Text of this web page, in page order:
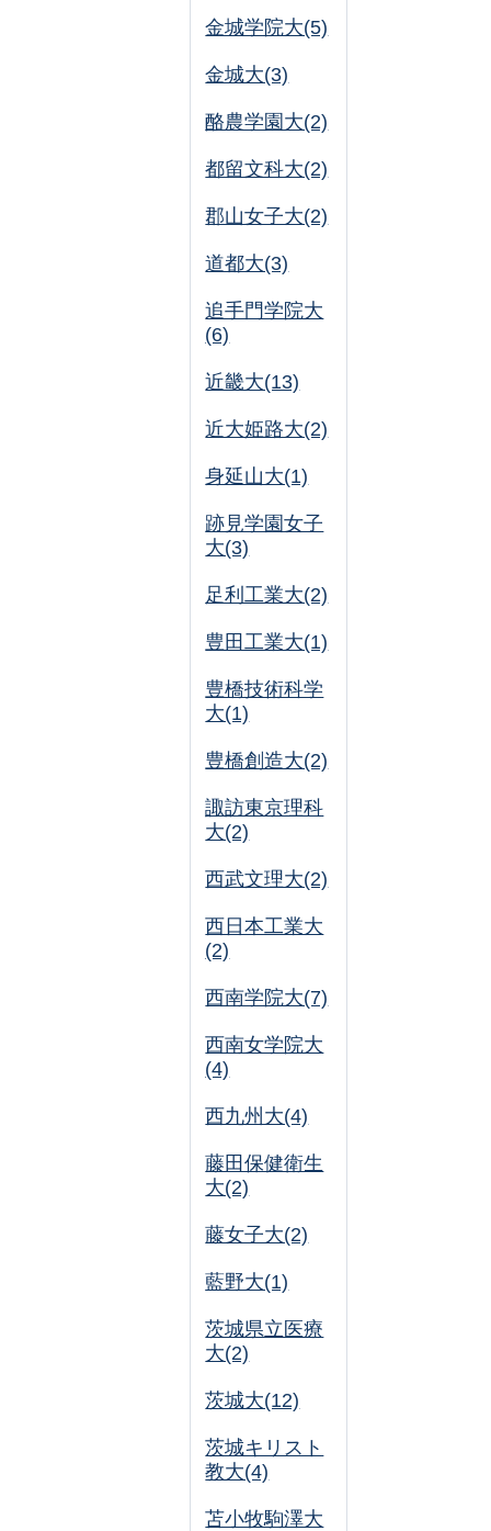
金城学院大(5)
金城大(3)
酪農学園大(2)
都留文科大(2)
郡山女子大(2)
道都大(3)
追手門学院大
(6)
近畿大(13)
近大姫路大(2)
身延山大(1)
跡見学園女子
大(3)
足利工業大(2)
豊田工業大(1)
豊橋技術科学
大(1)
豊橋創造大(2)
諏訪東京理科
大(2)
西武文理大(2)
西日本工業大
(2)
西南学院大(7)
西南女学院大
(4)
西九州大(4)
藤田保健衛生
大(2)
藤女子大(2)
藍野大(1)
茨城県立医療
大(2)
茨城大(12)
茨城キリスト
教大(4)
苫小牧駒澤大